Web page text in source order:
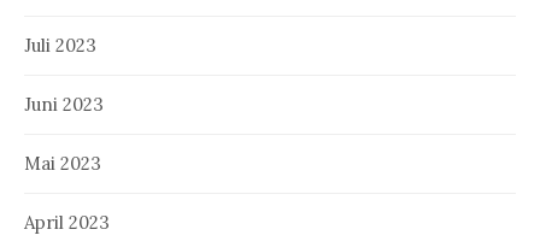
Juli 2023
Juni 2023
Mai 2023
April 2023